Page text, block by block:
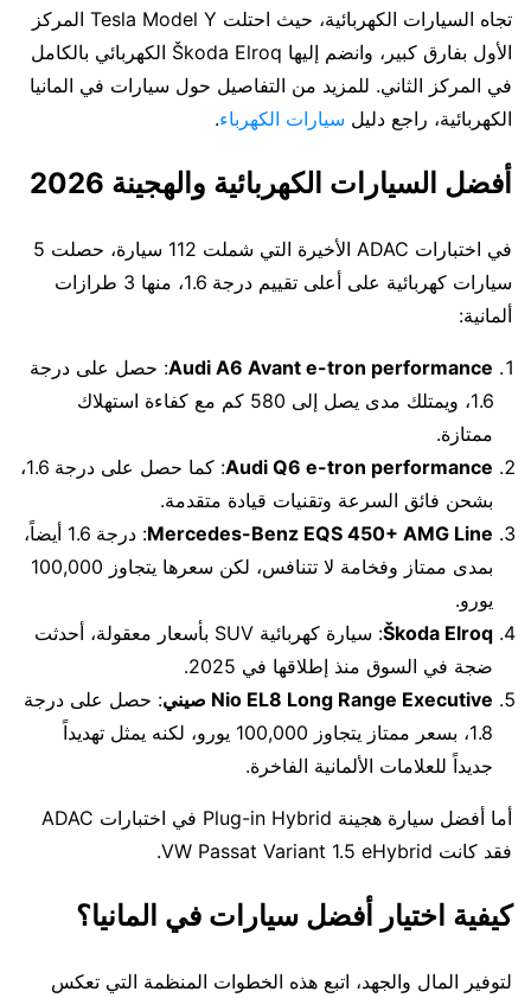
تجاه السيارات الكهربائية، حيث احتلت Tesla Model Y المركز
الأول بفارق كبير، وانضم إليها Škoda Elroq الكهربائي بالكامل
في المركز الثاني. للمزيد من التفاصيل حول سيارات في المانيا
الكهربائية، راجع دليل سيارات الكهرباء.
أفضل السيارات الكهربائية والهجينة 2026
في اختبارات ADAC الأخيرة التي شملت 112 سيارة، حصلت 5
سيارات كهربائية على أعلى تقييم درجة 1.6، منها 3 طرازات
ألمانية:
Audi A6 Avant e-tron performance: حصل على درجة
1.6، ويمتلك مدى يصل إلى 580 كم مع كفاءة استهلاك
ممتازة.
Audi Q6 e-tron performance
: كما حصل على درجة 1.6،
بشحن فائق السرعة وتقنيات قيادة متقدمة.
Mercedes-Benz EQS 450+ AMG Line
: درجة 1.6 أيضاً،
بمدى ممتاز وفخامة لا تتنافس، لكن سعرها يتجاوز 100,000
يورو.
Škoda Elroq
: سيارة كهربائية SUV بأسعار معقولة، أحدثت
ضجة في السوق منذ إطلاقها في 2025.
Nio EL8 Long Range Executive صيني
: حصل على درجة
1.8، بسعر ممتاز يتجاوز 100,000 يورو، لكنه يمثل تهديداً
جديداً للعلامات الألمانية الفاخرة.
أما أفضل سيارة هجينة Plug-in Hybrid في اختبارات ADAC
فقد كانت VW Passat Variant 1.5 eHybrid.
كيفية اختيار أفضل سيارات في المانيا؟
لتوفير المال والجهد، اتبع هذه الخطوات المنظمة التي تعكس